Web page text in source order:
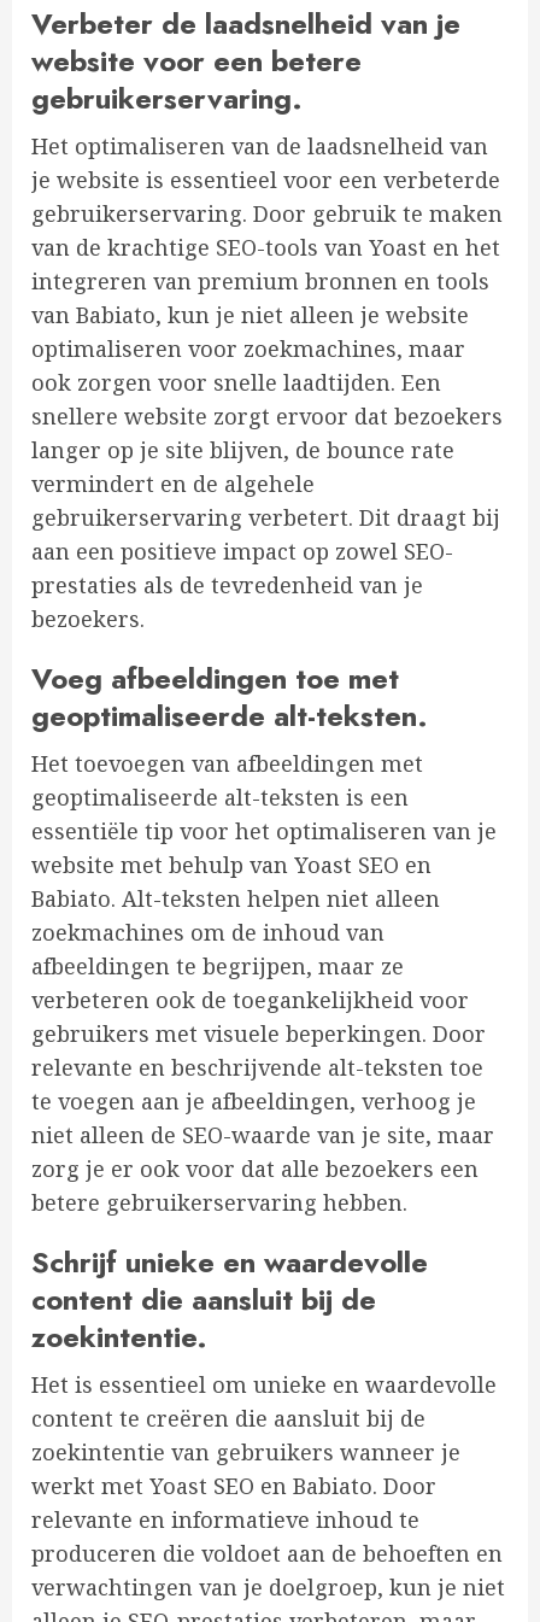
Verbeter de laadsnelheid van je
website voor een betere
gebruikerservaring.
Het optimaliseren van de laadsnelheid van
je website is essentieel voor een verbeterde
gebruikerservaring. Door gebruik te maken
van de krachtige SEO-tools van Yoast en het
integreren van premium bronnen en tools
van Babiato, kun je niet alleen je website
optimaliseren voor zoekmachines, maar
ook zorgen voor snelle laadtijden. Een
snellere website zorgt ervoor dat bezoekers
langer op je site blijven, de bounce rate
vermindert en de algehele
gebruikerservaring verbetert. Dit draagt bij
aan een positieve impact op zowel SEO-
prestaties als de tevredenheid van je
bezoekers.
Voeg afbeeldingen toe met
geoptimaliseerde alt-teksten.
Het toevoegen van afbeeldingen met
geoptimaliseerde alt-teksten is een
essentiële tip voor het optimaliseren van je
website met behulp van Yoast SEO en
Babiato. Alt-teksten helpen niet alleen
zoekmachines om de inhoud van
afbeeldingen te begrijpen, maar ze
verbeteren ook de toegankelijkheid voor
gebruikers met visuele beperkingen. Door
relevante en beschrijvende alt-teksten toe
te voegen aan je afbeeldingen, verhoog je
niet alleen de SEO-waarde van je site, maar
zorg je er ook voor dat alle bezoekers een
betere gebruikerservaring hebben.
Schrijf unieke en waardevolle
content die aansluit bij de
zoekintentie.
Het is essentieel om unieke en waardevolle
content te creëren die aansluit bij de
zoekintentie van gebruikers wanneer je
werkt met Yoast SEO en Babiato. Door
relevante en informatieve inhoud te
produceren die voldoet aan de behoeften en
verwachtingen van je doelgroep, kun je niet